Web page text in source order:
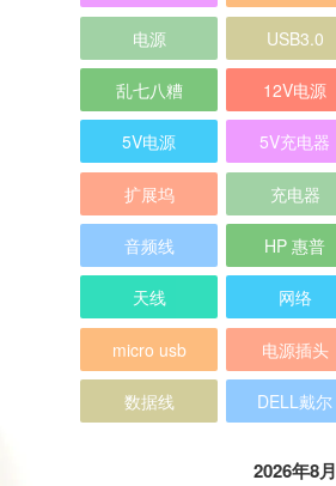
电源 USB3.0
乱七八糟 12V电源
5V电源 5V充电器
扩展坞 充电器
音频线 HP 惠普
天线 网络
micro usb 电源插头
数据线 DELL戴尔
2026年8月